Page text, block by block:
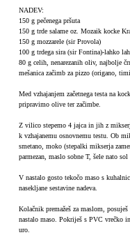
NADEV:
150 g pečenega pršuta
150 g trde salame oz. Mozaik kocke
150 g mozzarele (sir Provola)
100 g trdega sira (sir Fontina)-lahko
80 g celih, nenarezanih oliv, najbolje
mešanica začimb za pizzo (origano,
Med vzhajanjem začetnega testa na
pripravimo olive ter začimbe.
Z vilico stepemo 4 jajca in jih z
k vzhajanemu osnovnemu testu. Ob
smetano, moko (stepalki mikserja
parmezan, maslo sobne T, šele nato
V nastalo gosto tekočo maso s
nasekljane sestavine nadeva.
Kolačnik premažeš za maslom,
nastalo maso. Pokriješ s PVC vrečko
uro.